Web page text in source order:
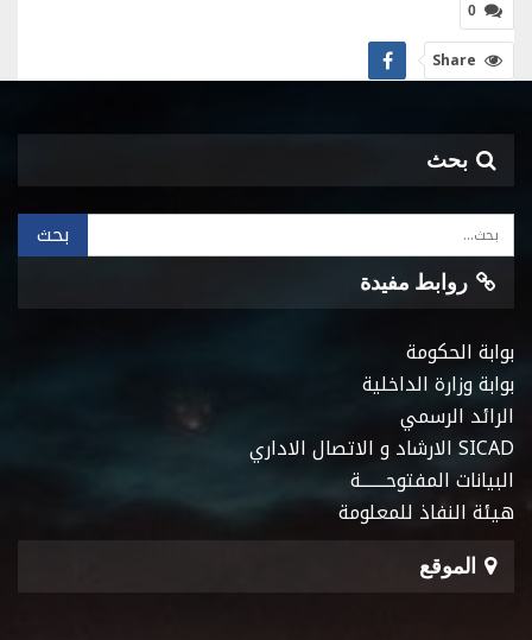
0
Share
بحث
روابط مفيدة
بوابة الحكومة
بوابة وزارة الداخلية
الرائد الرسمي
SICAD الارشاد و الاتصال الاداري
البيانات المفتوحـــــــة
هيئة النفاذ للمعلومة
الموقع